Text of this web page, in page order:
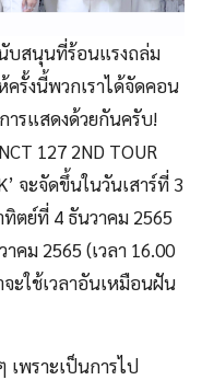
บสนุนที่ร้อนแรงถล่ม
รั้งนี้พวกเราได้จัดคอน
ารแสดงด้วยกันครับ!
127 2ND TOUR
จะจัดขึ้นในวันเสาร์ที่ 3
ทิตย์ที่ 4 ธันวาคม 2565
คม 2565 (เวลา 16.00
ะใช้เวลาอันเหมือนฝัน
เพราะเป็นการไป